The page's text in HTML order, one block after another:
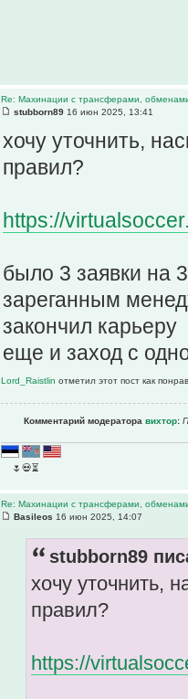
Re: Махинации с трансферами,
stubborn89 16 июн 2025, 13:41
хочу уточнить,
правил?
https://
было 3 заявки на
зареганным
закончил карьеру
еще и заход с
Lord_Raistlin отметил этот пост как
Комментарий модератора вихтор:
🌷💀⏳
Re: Махинации с трансферами,
Basileos 16 июн 2025, 14:07
stubborn89
хочу уточнить,
правил?
https://